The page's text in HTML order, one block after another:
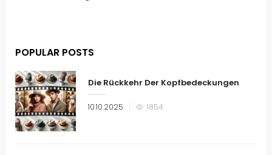
POPULAR POSTS
Die Rückkehr Der Kopfbedeckungen
Veröffentlicht
10.10.2025 1854